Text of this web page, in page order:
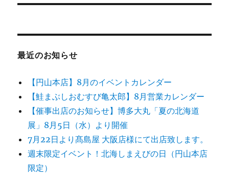
ン
稿:
最近のお知らせ
【円山本店】8月のイベントカレンダー
【鮭まぶしおむすび亀太郎】8月営業カレンダー
【催事出店のお知らせ】博多大丸「夏の北海道
展」8月5日（水）より開催
7月22日より髙島屋 大阪店様にて出店致します。
週末限定イベント！北海しまえびの日（円山本店
限定）